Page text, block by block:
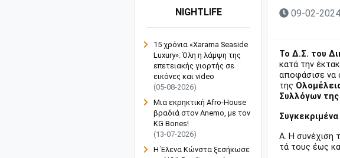
NIGHTLIFE
15 χρόνια «Xarama Seaside
Luxury»: Όλη η λάμψη της
επετειακής γιορτής σε
εικόνες και video
(05-08-2026)
Μια εκρηκτική Afro-House
βραδιά στον Anemo, με τον
KG Bones!
(13-07-2026)
Η Έλενα Κώνστα ξεσήκωσε
09-02-2024
Το Δ.Σ. του
κατά την
αποφάσισε να
της
Συλλόγων
Α. Η συνέχιση
τά τους έως